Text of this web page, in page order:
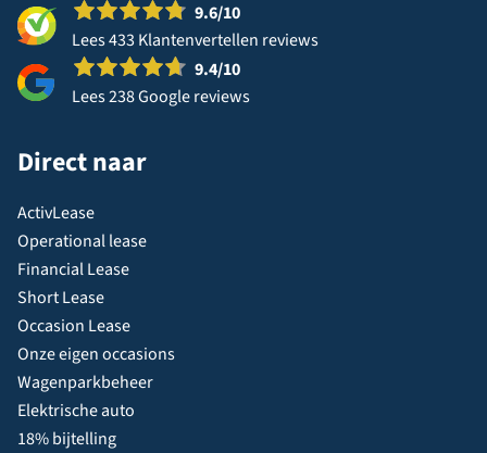
9.6/10
Lees 433 Klantenvertellen reviews
9.4/10
Lees 238 Google reviews
Direct naar
ActivLease
Operational lease
Financial Lease
Short Lease
Occasion Lease
Onze eigen occasions
Wagenparkbeheer
Elektrische auto
18% bijtelling